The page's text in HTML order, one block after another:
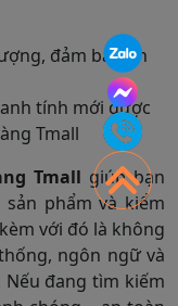
tính mới được
Tmall
Tmall giúp bạn
phẩm và kiểm
với đó là không
ngôn ngữ và
đang tìm kiếm